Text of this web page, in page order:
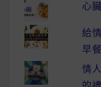
心
給
早
情